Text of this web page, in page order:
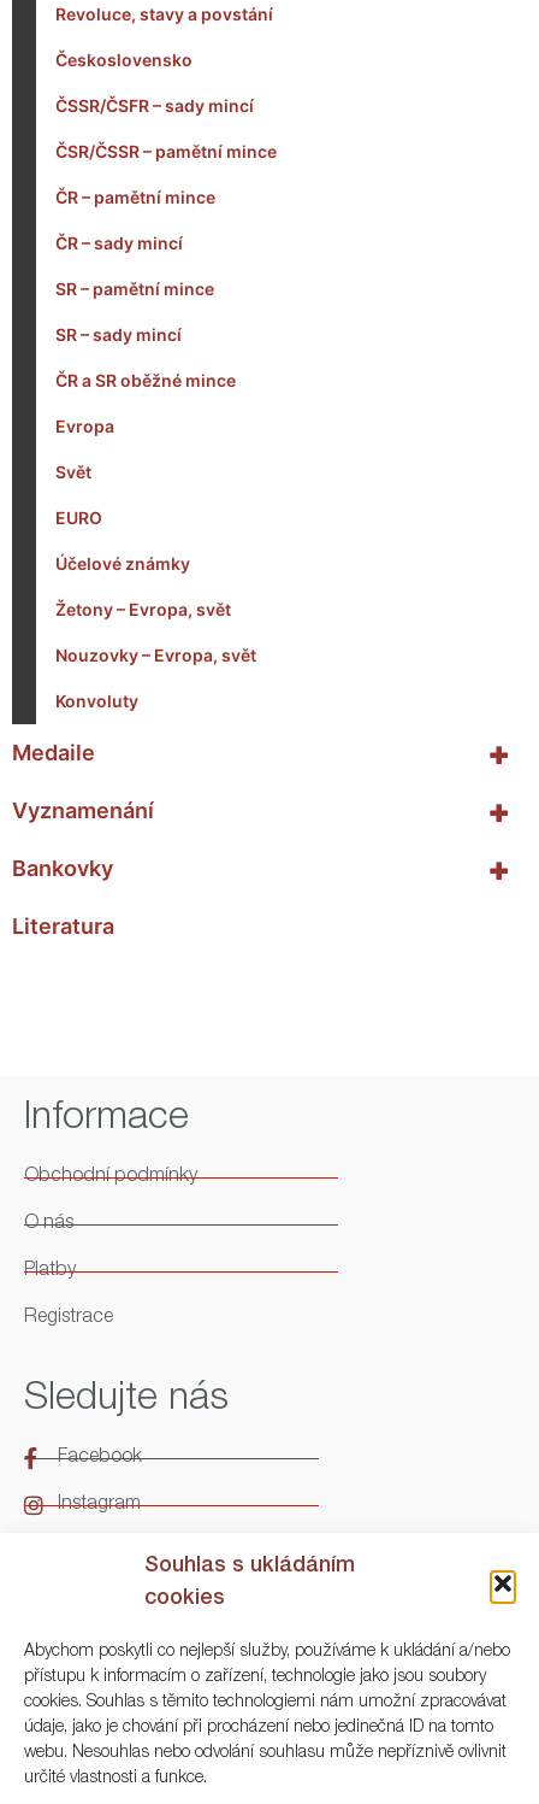
Souhlas s ukládáním
cookies
Abychom poskytli co nejlepší služby, používáme k ukládání a/nebo
přístupu k informacím o zařízení, technologie jako jsou soubory
cookies. Souhlas s těmito technologiemi nám umožní zpracovávat
údaje, jako je chování při procházení nebo jedinečná ID na tomto
webu. Nesouhlas nebo odvolání souhlasu může nepříznivě ovlivnit
určité vlastnosti a funkce.
Revoluce, stavy a povstání
Československo
ČSSR/ČSFR – sady mincí
ČSR/ČSSR – pamětní mince
ČR – pamětní mince
ČR – sady mincí
SR – pamětní mince
SR – sady mincí
ČR a SR oběžné mince
Evropa
Svět
EURO
Účelové známky
Žetony – Evropa, svět
Nouzovky – Evropa, svět
Konvoluty
+
Medaile
+
Vyznamenání
+
Bankovky
Literatura
Informace
Obchodní podmínky
O nás
Platby
Registrace
Sledujte nás
Facebook
Instagram
Kontakt
ARGO Numismatika
Korunní 83, Praha 3
+420 222 561 343